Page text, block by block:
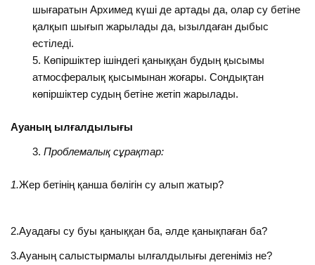
шығаратын Архимед күші де артады да, олар су бетіне
қалқып шығып жарылады да, ызылдаған дыбыс
естіледі.
Көпіршіктер ішіндегі қаныққан будың қысымы
атмосфералық қысымынан жоғары. Сондықтан
көпіршіктер судың бетіне жетіп жарылады.
Ауаның ылғалдылығы
Проблемалық сұрақтар:
1.Жер бетінің қанша бөлігін су алып жатыр?
2.Ауадағы су буы қаныққан ба, әлде қанықпаған ба?
3.Ауаның салыстырмалы ылғалдылығы дегеніміз не?